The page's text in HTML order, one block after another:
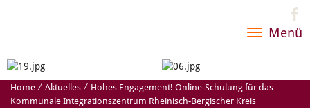
Menü
Toggle
Home⁄ Aktuelles⁄ Hohes Engagement! Online-Schulung für das
Kommunale Integrationszentrum Rheinisch-Bergischer Kreis